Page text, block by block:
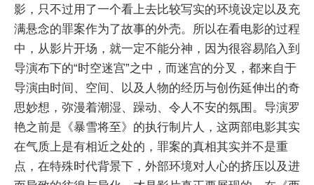
影，只不过用了一个看上去比较写实的环境设定以及充
满悬念的罪案作为了故事的外壳。所以在看电影的过程
中，从影片开场，就一定不能分神，因为很容易陷入到
导演布下的“时空迷宫”之中，而迷宫的分叉，都来自于
导演由时间、空间、以及人物的经历与创伤延伸出的奇
思妙想，弥漫着潮湿、躁动、令人不安的氛围。导演罗
艳之前是《暴雪将至》的执行制片人，这两部电影其实
在气质上是有相近之处的，罪案的真相其实并不是重
点，在特殊时代背景下，外部环境对人心的挤压以及进